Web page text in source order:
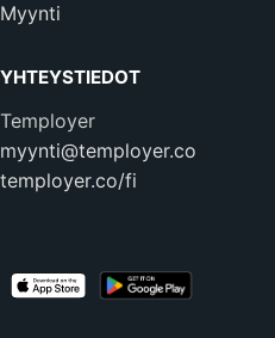
Myynti
YHTEYSTIEDOT
Temployer
myynti@temployer.co
temployer.co/fi